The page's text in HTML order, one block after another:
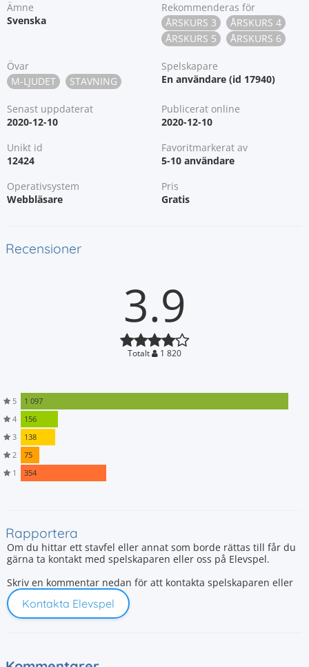
Ämne
Svenska
Rekommenderas för
ÅRSKURS 3
ÅRSKURS 4
ÅRSKURS 5
ÅRSKURS 6
Övar
M-LJUDET
STAVNING
Spelskapare
En användare (id 17940)
Senast uppdaterat
2020-12-10
Publicerat online
2020-12-10
Unikt id
12424
Favoritmarkerat av
5-10 användare
Operativsystem
Webbläsare
Pris
Gratis
Recensioner
3.9
Totalt 1 820
5
1 097
4
156
3
138
2
75
1
354
Rapportera
Om du hittar ett stavfel eller annat som borde rättas till får du
gärna ta kontakt med spelskaparen eller oss på Elevspel.
Skriv en kommentar nedan för att kontakta spelskaparen eller
Kontakta Elevspel